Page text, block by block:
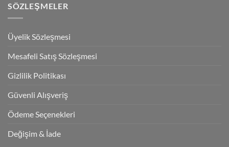
SÖZLEŞMELER
Üyelik Sözleşmesi
Mesafeli Satış Sözleşmesi
Gizlilik Politikası
Güvenli Alışveriş
Ödeme Seçenekleri
Değişim & İade